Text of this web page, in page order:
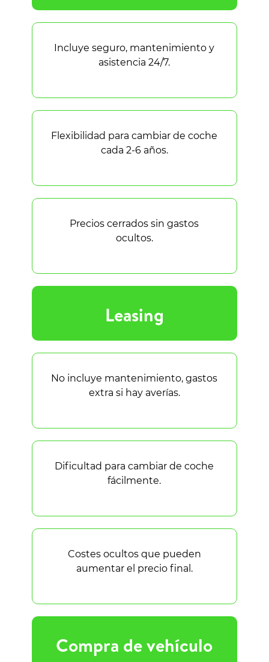
Leasing
Compra de vehículo
Incluye seguro, mantenimiento y
asistencia 24/7.
No incluye mantenimiento, gastos
extra si hay averías.
Flexibilidad para cambiar de coche
cada 2-6 años.
Dificultad para cambiar de coche
fácilmente.
Precios cerrados sin gastos
ocultos.
Costes ocultos que pueden
aumentar el precio final.